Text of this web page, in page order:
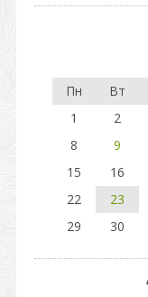
Пн
Вт
1
2
8
9
15
16
22
23
29
30